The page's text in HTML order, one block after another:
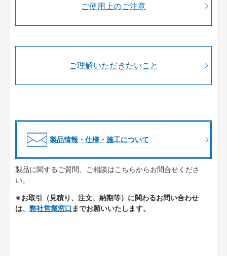
ご使用上のご注意
ご理解いただきたいこと
製品情報・仕様・施工について
製品に関するご質問、ご相談はこちらからお問合せくださ
い。
※お取引（見積り、注文、納期等）に関わるお問い合わせ
は、 弊社営業窓口 までお願いいたします。